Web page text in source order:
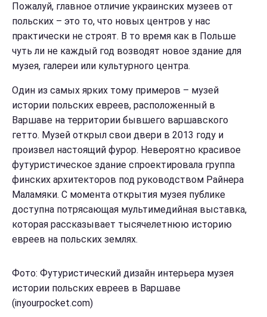
Пожалуй, главное отличие украинских музеев от
польских – это то, что новых центров у нас
практически не строят. В то время как в Польше
чуть ли не каждый год возводят новое здание для
музея, галереи или культурного центра.
Один из самых ярких тому примеров – музей
истории польских евреев, расположенный в
Варшаве на территории бывшего варшавского
гетто. Музей открыл свои двери в 2013 году и
произвел настоящий фурор. Невероятно красивое
футуристическое здание спроектировала группа
финских архитекторов под руководством Райнера
Маламяки. С момента открытия музея публике
доступна потрясающая мультимедийная выставка,
которая рассказывает тысячелетнюю историю
евреев на польских землях.
Фото: Футуристический дизайн интерьера музея
истории польских евреев в Варшаве
(inyourpocket.com)